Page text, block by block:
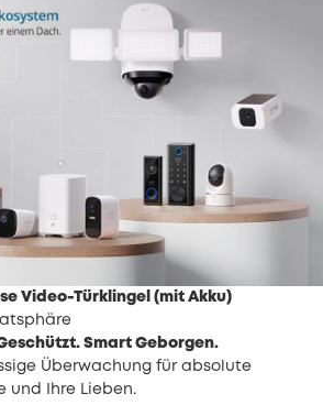
Video-Türklingel (mit Akku)
Smart Geborgen.
Überwachung für absolute
und Ihre Lieben.